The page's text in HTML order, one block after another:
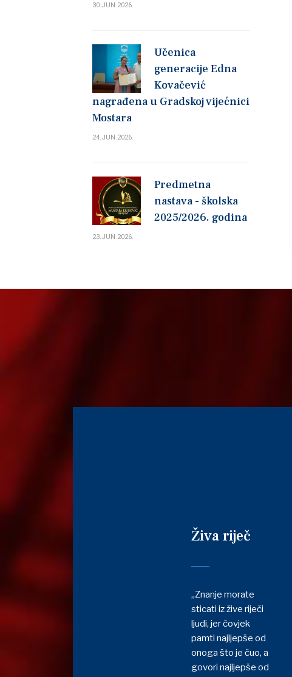
30.JUN.2026.
Učenica
generacije Edna
Kovačević
nagrađena u Gradskoj vijećnici
Mostara
24.JUN.2026.
Predmetna
nastava - školska
2025/2026. godina
23.JUN.2026.
Živa riječ
„Znanje morate
sticati iz žive riječi
ljudi, jer čovjek
pamti najljepše od
onoga što je čuo, a
govori najljepše od